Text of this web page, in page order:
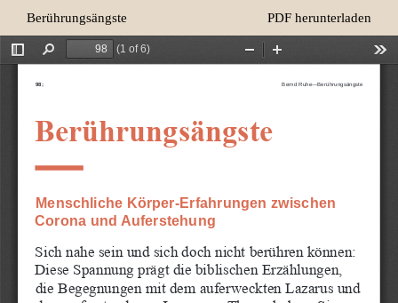
Artikeldetails
zurückkehren
Berührungsängste Herunterladen
PDF herunterladen